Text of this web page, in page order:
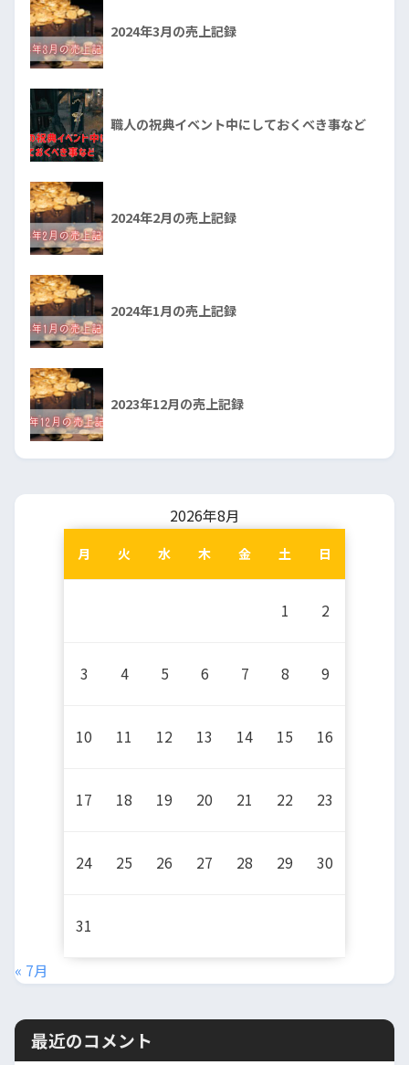
2024年3月の売上記録
職人の祝典イベント中にしておくべき事など
2024年2月の売上記録
2024年1月の売上記録
2023年12月の売上記録
2026年8月
月 火 水 木 金 土 日
1 2
3 4 5 6 7 8 9
10 11 12 13 14 15 16
17 18 19 20 21 22 23
24 25 26 27 28 29 30
31
« 7月
最近のコメント